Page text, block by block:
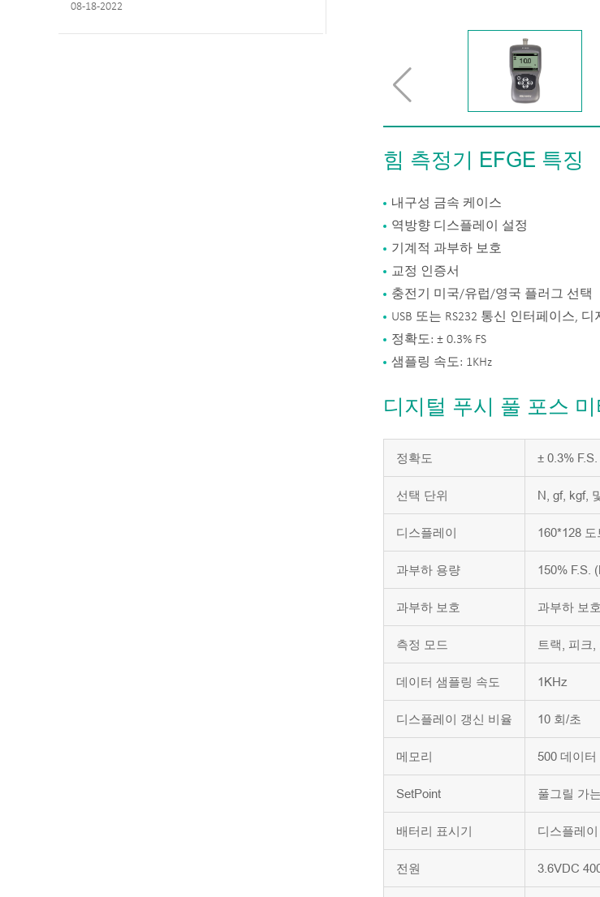
08-18-2022
힘 측정기 EFGE 특징
내구성 금속 케이스
역방향 디스플레이 설정
기계적 과부하 보호
교정 인증서
충전기 미국/유럽/영국 플러그 선택
USB 또는 RS232 통신 인터페이스,
정확도: ± 0.3% FS
샘플링 속도: 1KHz
디지털 푸시 풀 포스
정확도 ± 0.3% F.S.
선택 단위 N, gf, kgf,
디스플레이 160*128
과부하 용량 150% F.S.
과부하 보호 과부하 보
측정 모드 트랙, 피크,
데이터 샘플링 속도 1KHz
디스플레이 갱신 비율 10 회/초
메모리 500 데이터
SetPoint 풀그릴 가
배터리 표시기 디스플레
전원 3.6VDC